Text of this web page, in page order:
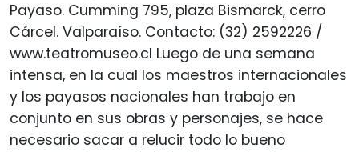
Payaso. Cumming 795, plaza Bismarck, cerro
Cárcel. Valparaíso. Contacto: (32) 2592226 /
www.teatromuseo.cl Luego de una semana
intensa, en la cual los maestros internacionales
y los payasos nacionales han trabajo en
conjunto en sus obras y personajes, se hace
necesario sacar a relucir todo lo bueno